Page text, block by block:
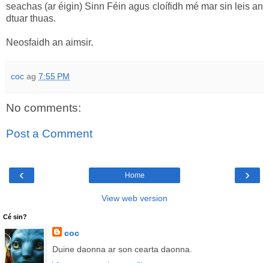
seachas (ar éigin) Sinn Féin agus cloífidh mé mar sin leis an
dtuar thuas.
Neosfaidh an aimsir.
coc ag 7:55 PM
No comments:
Post a Comment
‹ ›
Home
View web version
Cé sin?
coc
Duine daonna ar son cearta daonna.